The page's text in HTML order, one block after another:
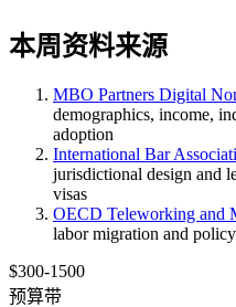
本周资料来源
MBO Partners Digital
demographics, income,
adoption
International Bar
jurisdictional design and
visas
OECD Teleworking and
labor migration and
$300-1500
预算带